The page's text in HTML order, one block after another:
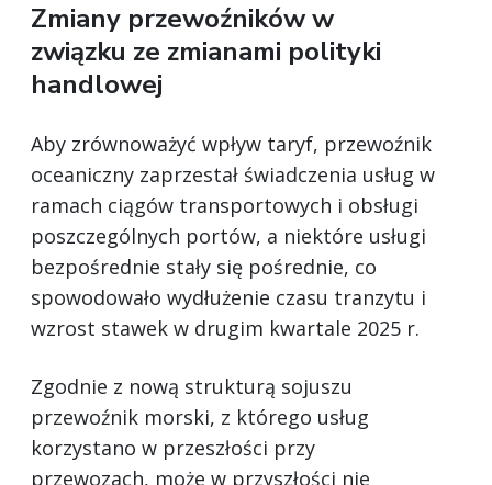
Zmiany przewoźników w
związku ze zmianami polityki
handlowej
Aby zrównoważyć wpływ taryf, przewoźnik
oceaniczny zaprzestał świadczenia usług w
ramach ciągów transportowych i obsługi
poszczególnych portów, a niektóre usługi
bezpośrednie stały się pośrednie, co
spowodowało wydłużenie czasu tranzytu i
wzrost stawek w drugim kwartale 2025 r.
Zgodnie z nową strukturą sojuszu
przewoźnik morski, z którego usług
korzystano w przeszłości przy
przewozach, może w przyszłości nie